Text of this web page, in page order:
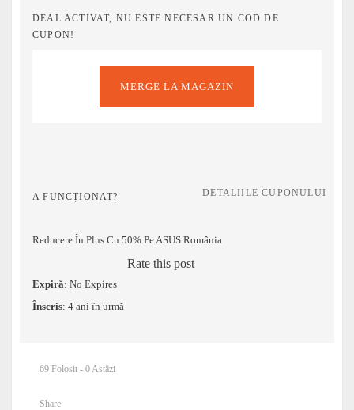
DEAL ACTIVAT, NU ESTE NECESAR UN COD DE
CUPON!
MERGE LA MAGAZIN
A FUNCȚIONAT? DETALIILE CUPONULUI
Reducere În Plus Cu 50% Pe ASUS România
Rate this post
Expiră: No Expires
Înscris: 4 ani în urmă
69 Folosit - 0 Astăzi
Share